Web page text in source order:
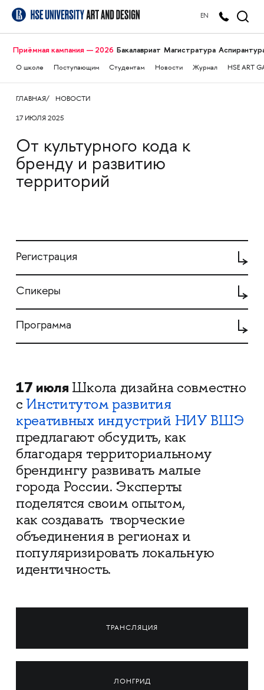
EN
Приёмная кампания — 2026 Бакалавриат Магистратура
О школе Поступающим Студентам Новости Журнал HSE ART
ГЛАВНАЯ НОВОСТИ
17 ИЮЛЯ 2025
От культурного кода к
бренду и развитию
территорий
Регистрация
Спикеры
Программа
17 июля Школа дизайна совместно
с Институтом развития
креативных индустрий НИУ ВШЭ
предлагают обсудить, как
благодаря территориальному
брендингу развивать малые
города России. Эксперты
поделятся своим опытом,
как создавать творческие
объединения в регионах и
популяризировать локальную
идентичность.
ТРАНСЛЯЦИЯ
ЛОНГРИД